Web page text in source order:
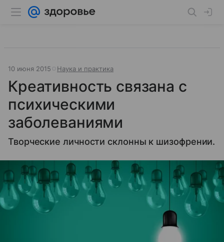
10 июня 2015 Наука и практика
Креативность связана с
психическими
заболеваниями
Творческие личности склонны к шизофрении.